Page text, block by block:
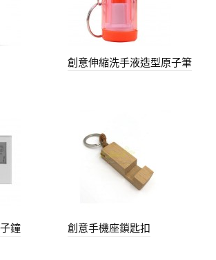
創意伸縮洗手液造型原子筆
鐘 創意手機座鎖匙扣